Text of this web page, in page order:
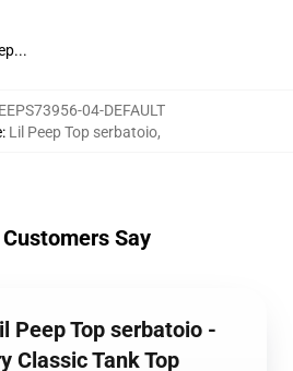
04-DEFAULT
: Lil Peep Top serbatoio,
Say
Peep Top serbatoio -
Classic Tank Top